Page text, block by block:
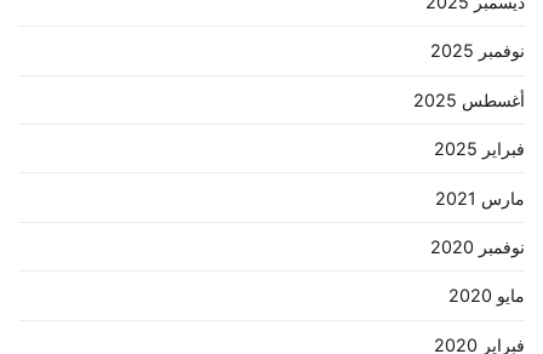
نوفمبر 2025
أغسطس 2025
فبراير 2025
مارس 2021
نوفمبر 2020
مايو 2020
فبراير 2020